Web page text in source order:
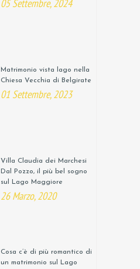
05 Settembre, 2024
Matrimonio vista lago nella
Chiesa Vecchia di Belgirate
01 Settembre, 2023
Villa Claudia dei Marchesi
Dal Pozzo, il più bel sogno
sul Lago Maggiore
26 Marzo, 2020
Cosa c’è di più romantico di
un matrimonio sul Lago